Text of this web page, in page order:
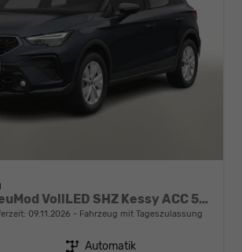
Style DSG NeuMod VollLED SHZ Kessy ACC 5JG
09.11.2026 Fahrzeug mit Tageszulassung
Getriebe Automatik